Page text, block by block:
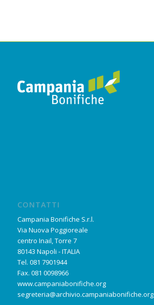
CONTATTI
Campania Bonifiche S.r.l.
Via Nuova Poggioreale
centro Inail, Torre 7
80143 Napoli - ITALIA
Tel. 081 7901944
Fax. 081 0098966
www.campaniabonifiche.org
segreteria@archivio.campaniabonifiche.org